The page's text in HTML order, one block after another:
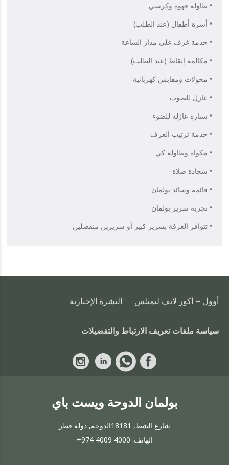
• طاولة قهوة وكرسي
• أسرة أطفال (عند الطلب)
• خدمة غرف علي مدار الساعة
• مكالمة إيقاظ (عند الطلب)
• محولات ومقابس كهربائية
• عازل للصوت
• ستارة عازلة للضوء
• خدمة ترتيب الغرف
• مكواة وطاولة كي
• سجادة صلاة
• قائمة وسائد بولمان
• تجربة سرير بولمان
• تتوافر الغرفة بسرير كبير أو سريرين منفصلين
أوول - أكور لايف ليمتلس النشرة الإخبارية
سياسة ملفات تعريف الارتباط والتفضيلات
بولمان الدوحة ويست باي
شارع الشط, 18181الدوحة, دولة قطر
الهاتف: +974 4009 4000